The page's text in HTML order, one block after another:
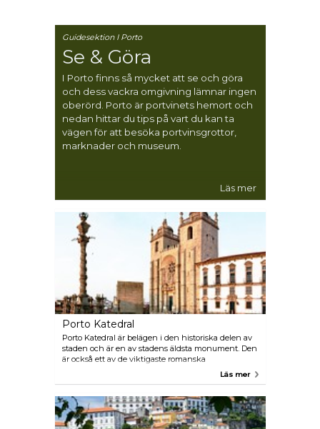
Guidesektion I Porto
Se & Göra
I Porto finns så mycket att se och göra
och dess vackra omgivning lämnar ingen
oberörd. Porto är portvinets hemort och
nedan hittar du tips på vart du kan ta
vägen för att besöka portvinsgrottor,
marknader och museum.
Läs mer
Porto Katedral
Porto Katedral är belägen i den historiska delen av
staden och är en av stadens äldsta monument. Den
är också ett av de viktigaste romanska
ett speciellt landmärke och liknar en stor fästning,
med fantastisk utsikt över staden och väl värd ett
besök.
Läs mer